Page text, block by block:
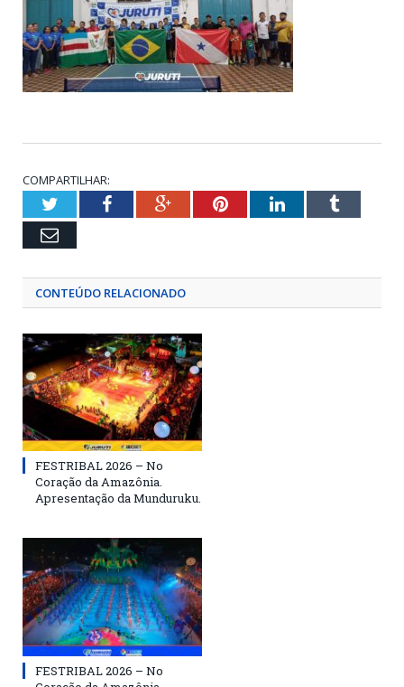
COMPARTILHAR:
TwitterFacebookGoogle+PinterestLinkedInTumblr
Email
CONTEÚDO RELACIONADO
FESTRIBAL 2026 – No
Coração da Amazônia.
Apresentação da Munduruku.
FESTRIBAL 2026 – No